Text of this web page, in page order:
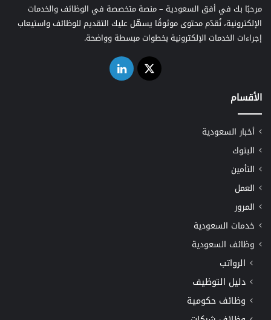
مرحبًا بك في أفق السعودية – منصة متخصصة في الوظائف والخدمات
الإلكترونية، نُقدّم محتوى موثوقًا يسهّل عليك التقديم للوظائف واستيعاب
إجراءات الخدمات الإلكترونية بخطوات مبسطة وواضحة.
‫X لينكدإن
الأقسام
أخبار السعودية
البنوك
التأمين
العمل
المرور
خدمات السعودية
وظائف السعودية
الرواتب
دليل التوظيف
وظائف حكومية